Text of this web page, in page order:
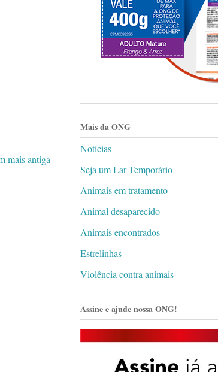
mais antiga
Mais da ONG
Notícias
Seja um Lar Temporário
Animais em tratamento
Animal desaparecido
Animais encontrados
Estrelinhas
Violência contra animais
Assine e ajude nossa ONG!